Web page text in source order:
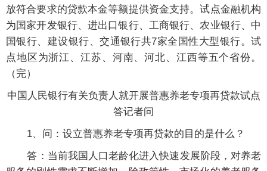
放符合要求的贷款本金等额提供资金支持。试点金融机构
为国家开发银行、进出口银行、工商银行、农业银行、中
国银行、建设银行、交通银行共7家全国性大型银行。试
点地区为浙江、江苏、河南、河北、江西等五个省份。
（完）
中国人民银行有关负责人就开展普惠养老专项再贷款试点
答记者问
1、问：设立普惠养老专项再贷款的目的是什么？
答：当前我国人口老龄化进入快速发展阶段，对养老